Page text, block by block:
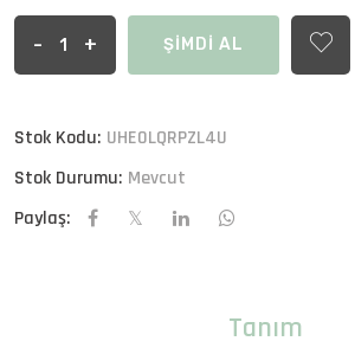
- + ŞİMDİ AL
Stok Kodu: UHE0LQRPZL4U
Stok Durumu: Mevcut
Paylaş:
Tanım